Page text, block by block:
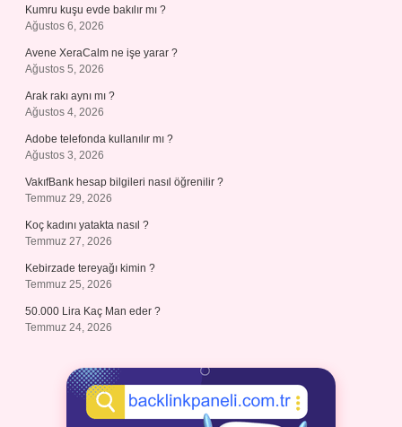
Kumru kuşu evde bakılır mı ?
Ağustos 6, 2026
Avene XeraCalm ne işe yarar ?
Ağustos 5, 2026
Arak rakı aynı mı ?
Ağustos 4, 2026
Adobe telefonda kullanılır mı ?
Ağustos 3, 2026
VakıfBank hesap bilgileri nasıl öğrenilir ?
Temmuz 29, 2026
Koç kadını yatakta nasıl ?
Temmuz 27, 2026
Kebirzade tereyağı kimin ?
Temmuz 25, 2026
50.000 Lira Kaç Man eder ?
Temmuz 24, 2026